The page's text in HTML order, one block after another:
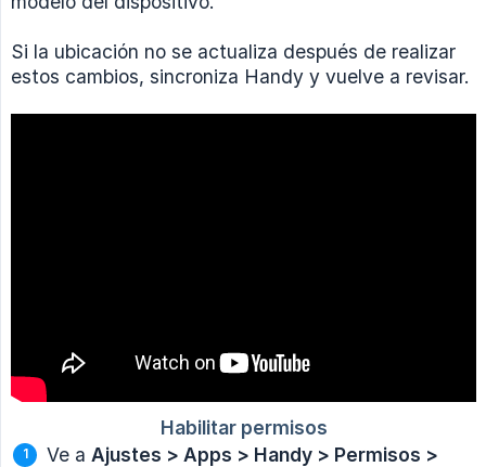
Si la ubicación no se actualiza después de realizar
estos cambios, sincroniza Handy y vuelve a revisar.
Ve a Ajustes > Apps > Handy > Permisos >